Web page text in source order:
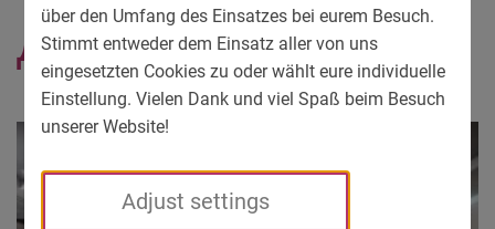
über den Umfang des Einsatzes bei eurem Besuch.
Stimmt entweder dem Einsatz aller von uns
eingesetzten Cookies zu oder wählt eure individuelle
Einstellung. Vielen Dank und viel Spaß beim Besuch
unserer Website!
Adjust settings
Д6